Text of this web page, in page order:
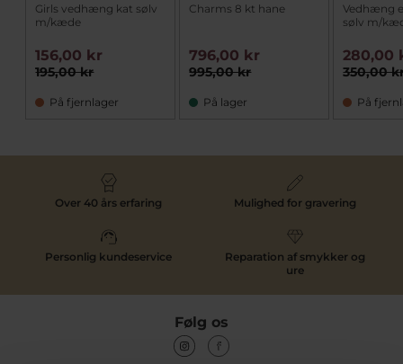
Girls vedhæng kat sølv
m/kæde
195,00 kr
156,00 kr
På fjernlager
Charms 8 kt hane
995,00 kr
796,00 kr
På lager
Vedhæng
sølv m/
350,00
280,00
På
Over 40 års erfaring Mulighed for gravering
Personlig kundeservice
Reparation af smykker og
ure
Følg os